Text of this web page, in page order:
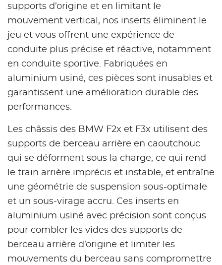
supports d’origine et en limitant le
mouvement vertical, nos inserts éliminent le
jeu et vous offrent une expérience de
conduite plus précise et réactive, notamment
en conduite sportive. Fabriquées en
aluminium usiné, ces pièces sont inusables et
garantissent une amélioration durable des
performances.
Les châssis des BMW F2x et F3x utilisent des
supports de berceau arrière en caoutchouc
qui se déforment sous la charge, ce qui rend
le train arrière imprécis et instable, et entraîne
une géométrie de suspension sous-optimale
et un sous-virage accru. Ces inserts en
aluminium usiné avec précision sont conçus
pour combler les vides des supports de
berceau arrière d’origine et limiter les
mouvements du berceau sans compromettre